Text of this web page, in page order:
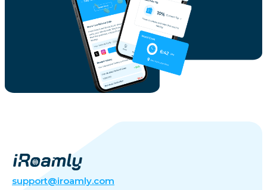
support@iroamly.com